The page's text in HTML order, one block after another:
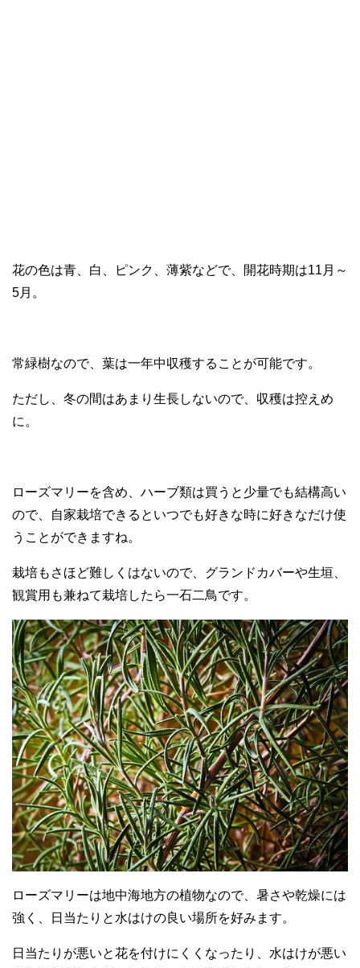
花の色は青、白、ピンク、薄紫などで、開花時期は11月～
5月。
常緑樹なので、葉は一年中収穫することが可能です。
ただし、冬の間はあまり生長しないので、収穫は控えめ
に。
ローズマリーを含め、ハーブ類は買うと少量でも結構高い
ので、自家栽培できるといつでも好きな時に好きなだけ使
うことができますね。
栽培もさほど難しくはないので、グランドカバーや生垣、
観賞用も兼ねて栽培したら一石二鳥です。
ローズマリーは地中海地方の植物なので、暑さや乾燥には
強く、日当たりと水はけの良い場所を好みます。
日当たりが悪いと花を付けにくくなったり、水はけが悪い